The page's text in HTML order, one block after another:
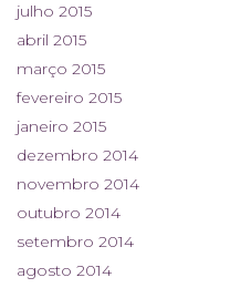
julho 2015
abril 2015
março 2015
fevereiro 2015
janeiro 2015
dezembro 2014
novembro 2014
outubro 2014
setembro 2014
agosto 2014